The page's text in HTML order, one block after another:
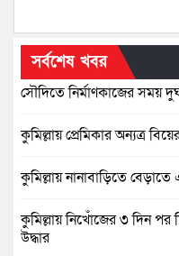
সর্বশেষ খবর
সৌদিতে নির্মাণকাজের সময়
কুমিল্লায় প্রেমিকার অন্যত্র
কুমিল্লায় নানাবাড়িতে
কুমিল্লায় নিখোঁজের ৩ দিন
উদ্ধার